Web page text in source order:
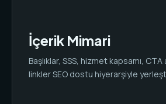
İçerik Mimari
Başlıklar, SSS, hizmet kapsamı, CTA
linkler SEO dostu hiyerarşiyle